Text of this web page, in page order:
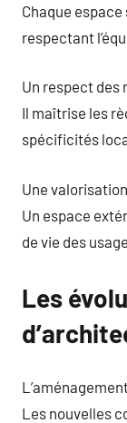
Chaque espace
respectant
Un respect des
Il maîtrise les
spécificités
Une
Un espace
de vie des
Les
Les nouvelles